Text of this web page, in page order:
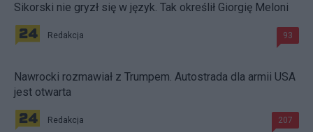
Sikorski nie gryzł się w język. Tak określił Giorgię Meloni
Redakcja 93
Nawrocki rozmawiał z Trumpem. Autostrada dla armii USA
jest otwarta
Redakcja 207